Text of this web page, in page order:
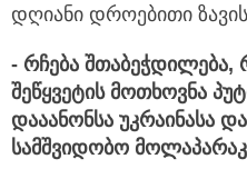
დღიანი დროებითი
- რჩება შთაბეჭდილება,
შეწყვეტის მოთხოვნა
დააანონსა უკრაინასა
სამშვიდობო